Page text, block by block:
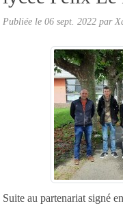
Publiée le 06 sept. 2022 par
Suite au partenariat signé